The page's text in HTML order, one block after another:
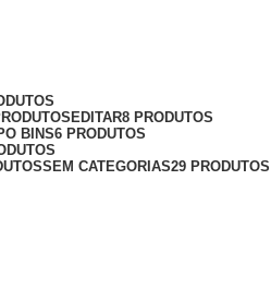
EDITAR8 PRODUTOS
BINS6 PRODUTOS
SEM CATEGORIAS29 PRODUTOS